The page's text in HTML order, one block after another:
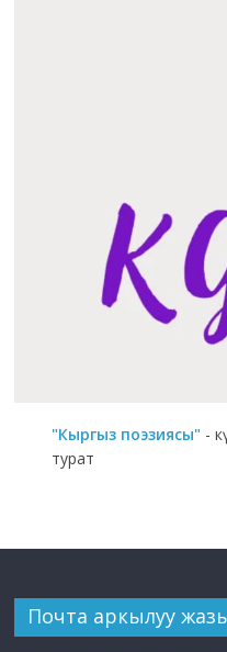
"Кыргыз поэзиясы" -
турат
Почта аркылуу